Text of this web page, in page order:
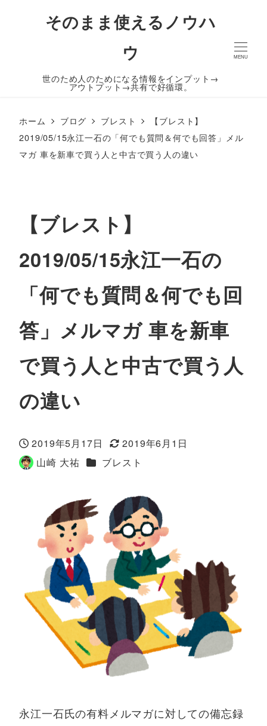
そのまま使えるノウハ
ウ
世のため人のためになる情報をインプット→
アウトプット→共有で好循環。
MENU
ホーム ブログ ブレスト
【ブレスト】
2019/05/15永江一石の「何でも質問＆何でも回答」メル
マガ 車を新車で買う人と中古で買う人の違い
【ブレスト】
2019/05/15永江一石の
「何でも質問＆何でも回
答」メルマガ 車を新車
で買う人と中古で買う人
の違い
投稿日
2019年5月17日
更新日
2019年6月1日
著
山崎 大祐 カテゴリー
ブレスト
永江一石氏の有料メルマガに対しての備忘録